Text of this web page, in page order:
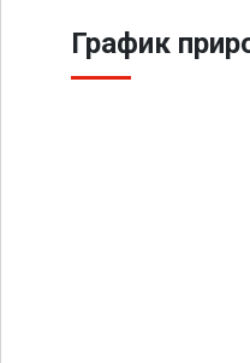
График